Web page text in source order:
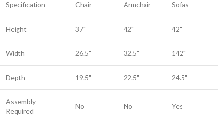
Specification Chair Armchair Sofas
Height 37" 42" 42"
Width 26.5" 32.5" 142"
Depth 19.5" 22.5" 24.5"
Assembly
Required
No No Yes